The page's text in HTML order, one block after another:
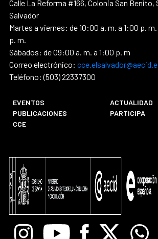
Calle La Reforma #166, Colonia San Benito,
Salvador
Martes a viernes: de 10:00 a. m. a 1:00 p.
p. m.
Sábados: de 09:00 a. m. a 1:00 p. m
Correo electrónico:
Teléfono: (503) 22337300
EVENTOS
ACTUALIDAD
PUBLICACIONES
PARTICIPA
CCE
InstagramYoutube Facebook
X